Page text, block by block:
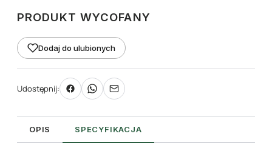
PRODUKT WYCOFANY
Dodaj do ulubionych
Udostępnij:
OPIS SPECYFIKACJA